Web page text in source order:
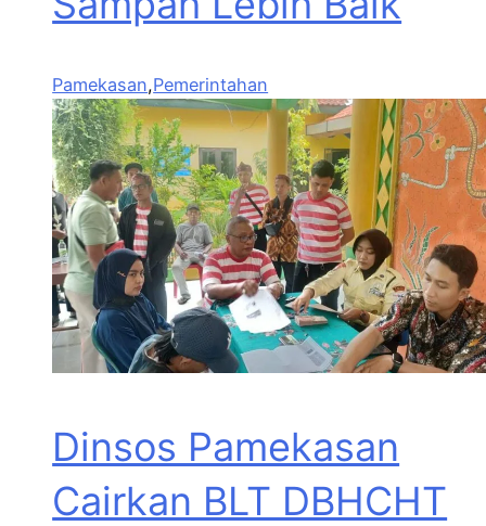
Pamekasan,Pemerintahan
Dinsos Pamekasan
Cairkan BLT DBHCHT